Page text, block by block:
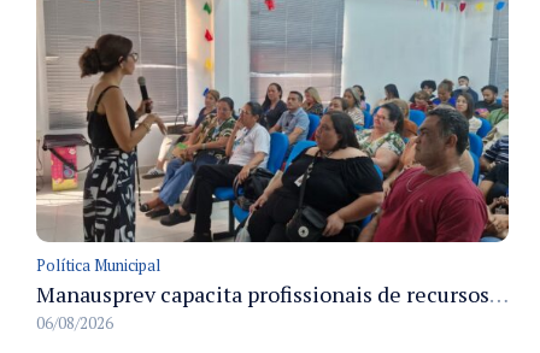
Política Municipal
Manausprev capacita profissionais de recursos humanos para agilizar concessão de aposentadorias no município
06/08/2026